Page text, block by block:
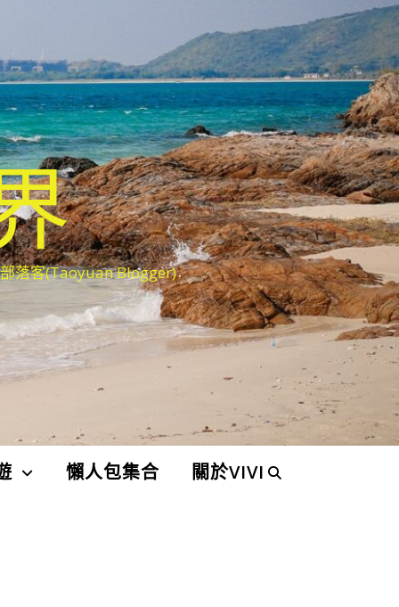
落客(Taoyuan Blogger)
懶人包集合 關於VIVI